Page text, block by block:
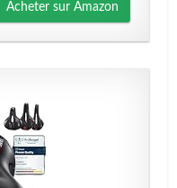
Acheter sur Amazon